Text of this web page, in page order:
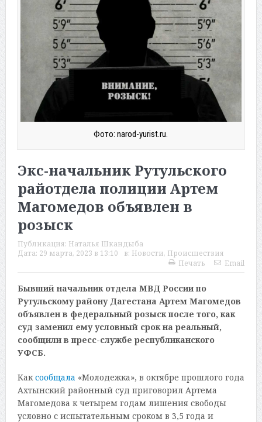
Фото: narod-yurist.ru.
Экс-начальник Рутульского
райотдела полиции Артем
Магомедов объявлен в
розыск
Публикация: Наталья Шкандыба
Дата: 29 марта, 2023 в 13:10 в: Новости, Происшествия
Печать
Email
Бывший начальник отдела МВД России по
Рутульскому району Дагестана Артем Магомедов
объявлен в федеральный розыск после того, как
суд заменил ему условный срок на реальный,
сообщили в пресс-службе республиканского
УФСБ.
Каксообщала «Молодежка», в октябре прошлого года
Ахтынский районный суд приговорил Артема
Магомедова к четырем годам лишения свободы
условно с испытательным сроком в 3,5 года и